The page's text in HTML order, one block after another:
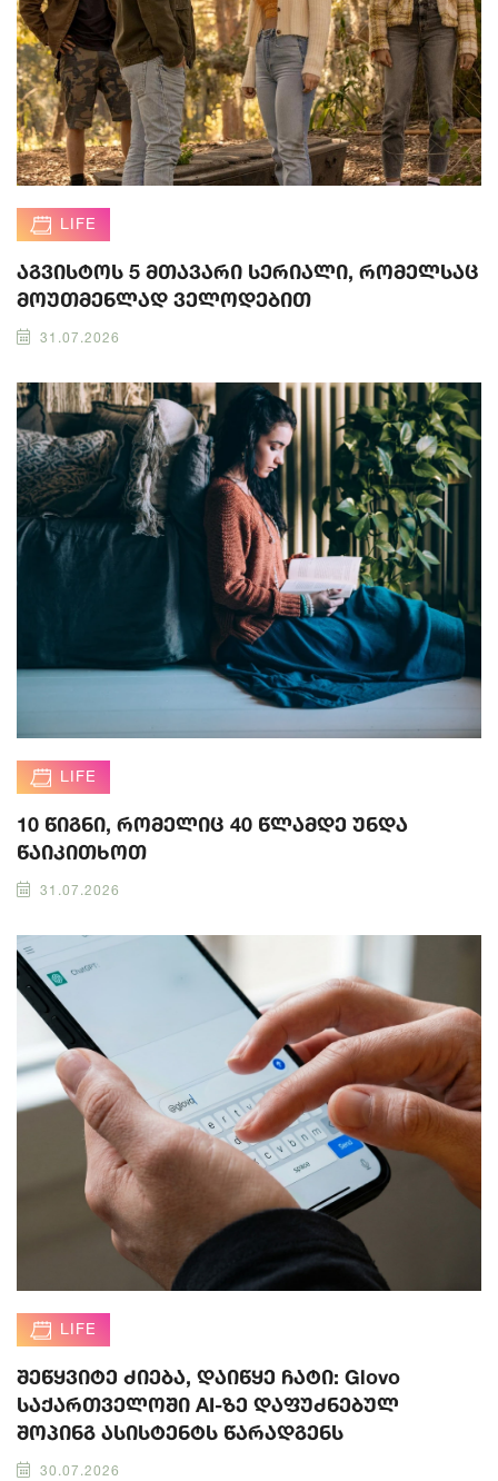
LIFE
აგვისტოს 5 მთავარი სერიალი, რომელსაც
მოუთმენლად ველოდებით
31.07.2026
LIFE
10 წიგნი, რომელიც 40 წლამდე უნდა
წაიკითხოთ
31.07.2026
LIFE
შეწყვიტე ძიება, დაიწყე ჩატი: Glovo
საქართველოში AI-ზე დაფუძნებულ
შოპინგ ასისტენტს წარადგენს
30.07.2026